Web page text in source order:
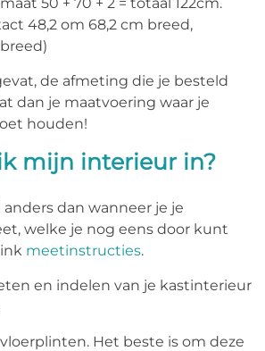
48,2 om 68,2 cm breed,
de afmeting die je besteld
dan je maatvoering waar je
houden!
mijn interieur in?
dan wanneer je je
welke je nog eens door kunt
meetinstructies.
en indelen van je kastinterieur
Het beste is om deze